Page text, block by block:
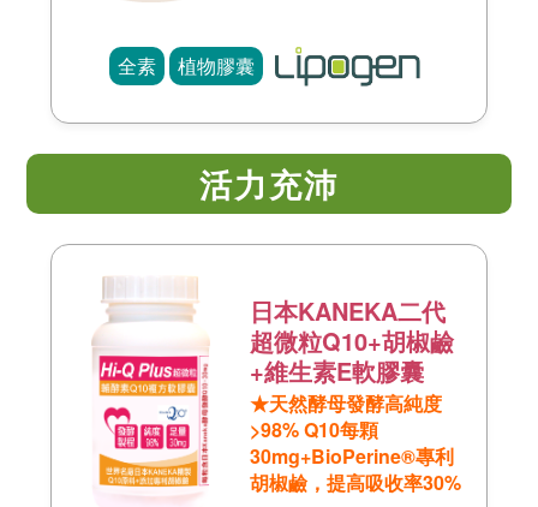
全素 植物膠囊
活力充沛
日本KANEKA二代
超微粒Q10+胡椒鹼
+維生素E軟膠囊
★天然酵母發酵高純度
>98% Q10每顆
30mg+BioPerine®專利
胡椒鹼，提高吸收率30%